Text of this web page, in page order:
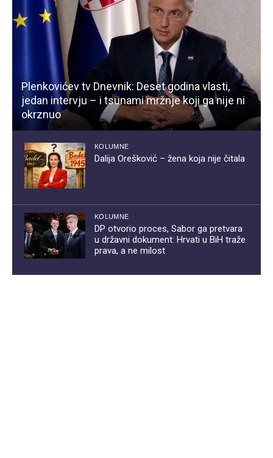
Plenkovićev tv Dnevnik: Deset godina vlasti,
jedan intervju – i tsunami mržnje koji ga nije ni
okrznuo
KOLUMNE
Dalija Orešković – žena koja nije čitala
KOLUMNE
DP otvorio proces, Sabor ga pretvara
u državni dokument: Hrvati u BiH traže
prava, a ne milost